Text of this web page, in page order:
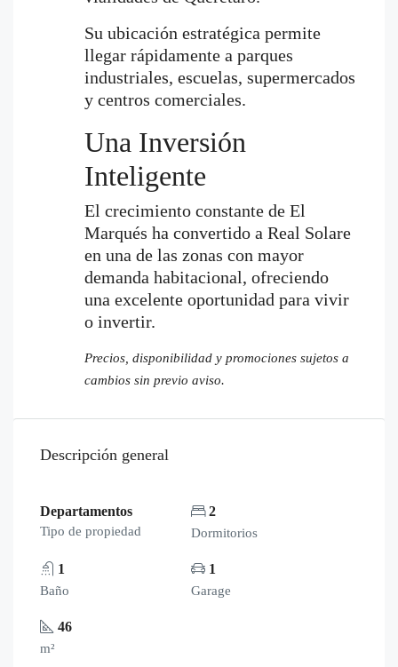
Su ubicación estratégica permite
llegar rápidamente a parques
industriales, escuelas, supermercados
y centros comerciales.
Una Inversión
Inteligente
El crecimiento constante de El
Marqués ha convertido a Real Solare
en una de las zonas con mayor
demanda habitacional, ofreciendo
una excelente oportunidad para vivir
o invertir.
Precios, disponibilidad y promociones sujetos a
cambios sin previo aviso.
Descripción general
Departamentos
Tipo de propiedad
2
Dormitorios
1
Baño
1
Garage
46
m²